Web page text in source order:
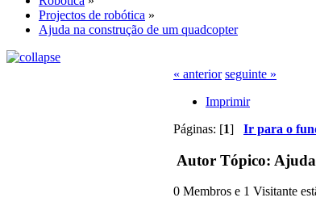
Projectos de robótica »
Ajuda na construção de um quadcopter
« anterior seguinte »
Imprimir
Páginas: [1] Ir para o
Autor Tópico:
0 Membros e 1 Visitante